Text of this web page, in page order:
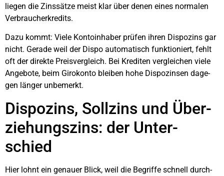
lie­gen die Zins­sät­ze meist klar über denen eines nor­ma­len
Ver­brau­cher­kre­dits.
Dazu kommt: Vie­le Kon­to­in­ha­ber prü­fen ihren Dis­po­zins gar
nicht. Gera­de weil der Dis­po auto­ma­tisch funk­tio­niert, fehlt
oft der direk­te Preis­ver­gleich. Bei Kre­di­ten ver­glei­chen vie­le
Ange­bo­te, beim Giro­kon­to blei­ben hohe Dis­po­zin­sen dage­
gen län­ger unbe­merkt.
Dis­po­zins, Soll­zins und Über­
zie­hungs­zins: der Unter­
schied
Hier lohnt ein genau­er Blick, weil die Begrif­fe schnell durch­